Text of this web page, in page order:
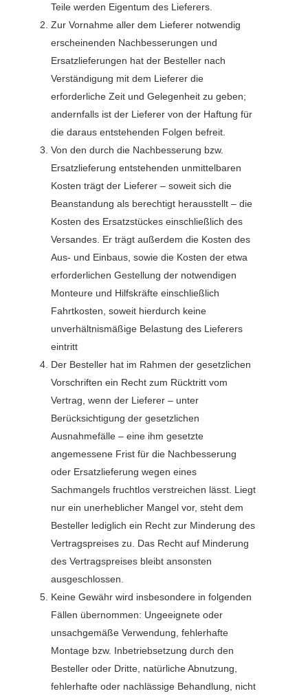
Teile werden Eigentum des Lieferers.
Zur Vornahme aller dem Lieferer notwendig
erscheinenden Nachbesserungen und
Ersatzlieferungen hat der Besteller nach
Verständigung mit dem Lieferer die
erforderliche Zeit und Gelegenheit zu geben;
andernfalls ist der Lieferer von der Haftung für
die daraus entstehenden Folgen befreit.
Von den durch die Nachbesserung bzw.
Ersatzlieferung entstehenden unmittelbaren
Kosten trägt der Lieferer – soweit sich die
Beanstandung als berechtigt herausstellt – die
Kosten des Ersatzstückes einschließlich des
Versandes. Er trägt außerdem die Kosten des
Aus- und Einbaus, sowie die Kosten der etwa
erforderlichen Gestellung der notwendigen
Monteure und Hilfskräfte einschließlich
Fahrtkosten, soweit hierdurch keine
unverhältnismäßige Belastung des Lieferers
eintritt
Der Besteller hat im Rahmen der gesetzlichen
Vorschriften ein Recht zum Rücktritt vom
Vertrag, wenn der Lieferer – unter
Berücksichtigung der gesetzlichen
Ausnahmefälle – eine ihm gesetzte
angemessene Frist für die Nachbesserung
oder Ersatzlieferung wegen eines
Sachmangels fruchtlos verstreichen lässt. Liegt
nur ein unerheblicher Mangel vor, steht dem
Besteller lediglich ein Recht zur Minderung des
Vertragspreises zu. Das Recht auf Minderung
des Vertragspreises bleibt ansonsten
ausgeschlossen.
Keine Gewähr wird insbesondere in folgenden
Fällen übernommen: Ungeeignete oder
unsachgemäße Verwendung, fehlerhafte
Montage bzw. Inbetriebsetzung durch den
Besteller oder Dritte, natürliche Abnutzung,
fehlerhafte oder nachlässige Behandlung, nicht